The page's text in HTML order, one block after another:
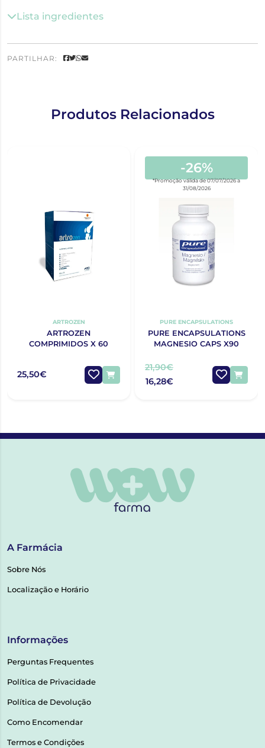
Lista ingredientes
PARTILHAR:
Produtos Relacionados
ARTROZEN
ARTROZEN
COMPRIMIDOS X 60
25,50€
-26%
*Promoção válida de 07/07/2026 a
31/08/2026
PURE ENCAPSULATIONS
PURE ENCAPSULATIONS
MAGNESIO CAPS X90
21,90€
16,28€
A Farmácia
Sobre Nós
Localização e Horário
Informações
Perguntas Frequentes
Política de Privacidade
Política de Devolução
Como Encomendar
Termos e Condições